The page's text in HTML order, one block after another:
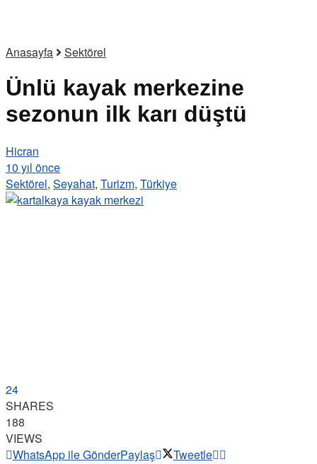
Anasayfa Sektörel
Ünlü kayak merkezine
sezonun ilk karı düştü
Hicran
10 yıl önce
Sektörel, Seyahat, Turizm, Türkiye
24
SHARES
188
VIEWS
WhatsApp ile GönderPaylaş Tweetle